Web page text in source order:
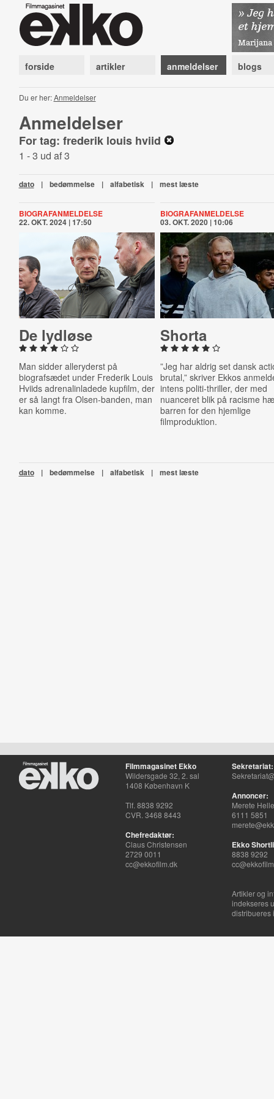
forside artikler anmeldelser blogs
Du er her:Anmeldelser
Anmeldelser
For tag: frederik louis hviid
1 - 3 ud af 3
dato | bedømmelse | alfabetisk | mest læste
BIOGRAFANMELDELSE
22. OKT. 2024 | 17:50
De lydløse
Man sidder alleryderst på
biografsædet under Frederik Louis
Hviids adrenalinladede kupfilm, der
er så langt fra Olsen-banden, man
kan komme.
BIOGRAFANMELDELSE
03. OKT. 2020 | 10:06
Shorta
”Jeg har aldrig set dansk
brutal,” skriver Ekkos
intens politi-thriller, der med
nuanceret blik på racisme
barren for den hjemlige
filmproduktion.
dato | bedømmelse | alfabetisk | mest læste
Filmmagasinet Ekko
Wildersgade 32, 2. sal
1408 København K
Tlf. 8838 9292
CVR. 3468 8443
Chefredaktør:
Claus Christensen
2729 0011
cc@ekkofilm.dk
Sekretariat:
Annoncer:
Merete
6111 5851
Ekko
8838 9292
Artikler og
indekseres
distribueres